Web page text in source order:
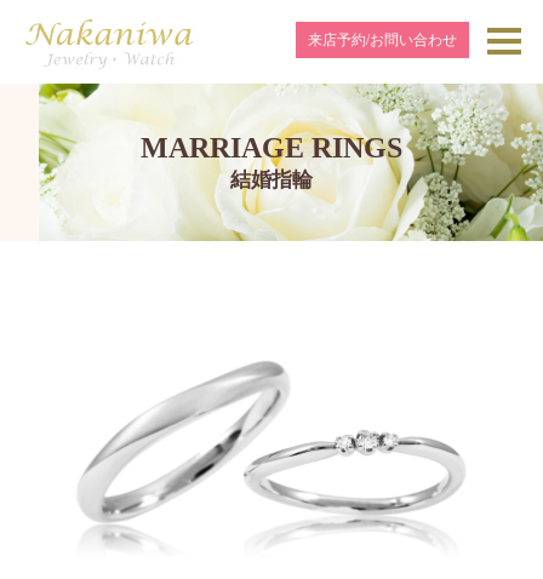
来店予約/お問い合わせ
MARRIAGE RINGS
結婚指輪